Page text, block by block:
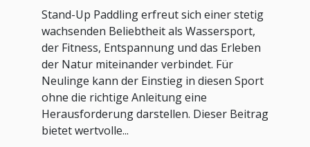
Stand-Up Paddling erfreut sich einer stetig
wachsenden Beliebtheit als Wassersport,
der Fitness, Entspannung und das Erleben
der Natur miteinander verbindet. Für
Neulinge kann der Einstieg in diesen Sport
ohne die richtige Anleitung eine
Herausforderung darstellen. Dieser Beitrag
bietet wertvolle...